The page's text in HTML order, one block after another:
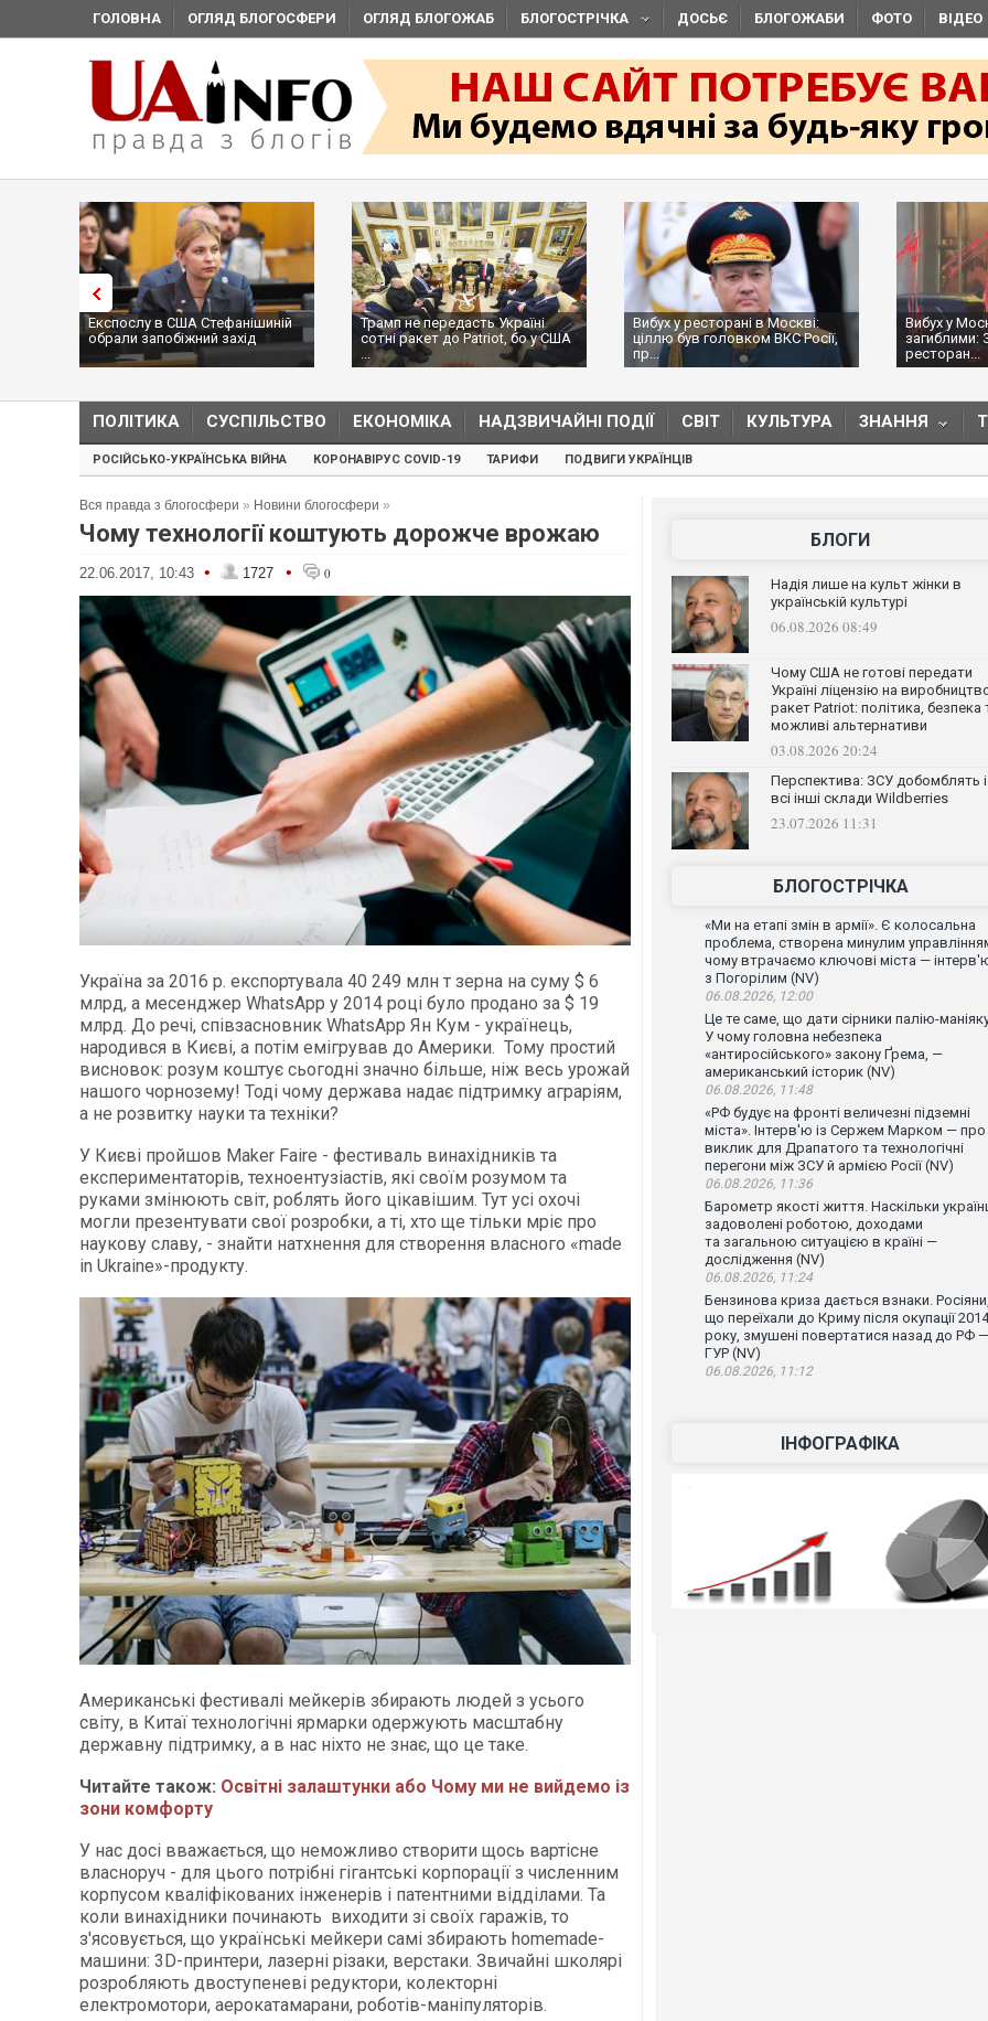
ГОЛОВНА ОГЛЯД БЛОГОСФЕРИ ОГЛЯД БЛОГОЖАБ БЛОГОСТРІЧКА ДОСЬЄ БЛОГОЖАБИ ФОТО ВІДЕО
Експослу в США Стефанішиній
обрали запобіжний захід
Трамп не передасть Україні
сотні ракет до Patriot, бо у США
...
Вибух у ресторані в Москві:
ціллю був головком ВКС Росії,
пр...
Вибух у
загиблими:
ресторан...
ПОЛІТИКА СУСПІЛЬСТВО ЕКОНОМІКА НАДЗВИЧАЙНІ ПОДІЇ СВІТ КУЛЬТУРА ЗНАННЯ
РОСІЙСЬКО-УКРАЇНСЬКА ВІЙНА КОРОНАВІРУС COVID-19 ТАРИФИ ПОДВИГИ УКРАЇНЦІВ
Вся правда з блогосфери » Новини блогосфери »
Чому технології коштують дорожче врожаю
22.06.2017, 10:43 • 1727 • 0
Україна за 2016 р. експортувала 40 249 млн т зерна на суму $ 6
млрд, а месенджер WhatsApp у 2014 році було продано за $ 19
млрд. До речі, співзасновник WhatsApp Ян Кум - українець,
народився в Києві, а потім емігрував до Америки. Тому простий
висновок: розум коштує сьогодні значно більше, ніж весь урожай
нашого чорнозему! Тоді чому держава надає підтримку аграріям,
а не розвитку науки та техніки?
У Києві пройшов Maker Faire - фестиваль винахідників та
експериментаторів, техноентузіастів, які своїм розумом та
руками змінюють світ, роблять його цікавішим. Тут усі охочі
могли презентувати свої розробки, а ті, хто ще тільки мріє про
наукову славу, - знайти натхнення для створення власного «made
in Ukraine»-продукту.
Американські фестивалі мейкерів збирають людей з усього
світу, в Китаї технологічні ярмарки одержують масштабну
державну підтримку, а в нас ніхто не знає, що це таке.
Читайте також: Освітні залаштунки або Чому ми не вийдемо із
зони комфорту
У нас досі вважається, що неможливо створити щось вартісне
власноруч - для цього потрібні гігантські корпорації з численним
корпусом кваліфікованих інженерів і патентними відділами. Та
коли винахідники починають виходити зі своїх гаражів, то
з'ясовується, що українські мейкери самі збирають homemade-
машини: 3D-принтери, лазерні різаки, верстаки. Звичайні школярі
розробляють двоступеневі редуктори, колекторні
електромотори, аерокатамарани, роботів-маніпуляторів.
БЛОГИ
Надія лише на культ жінки в
українській культурі
06.08.2026 08:49
Чому США не готові передати
Україні ліцензію на
ракет Patriot: політика, безпека
можливі альтернативи
03.08.2026 20:24
Перспектива: ЗСУ добомблять і
всі інші склади Wildberries
23.07.2026 11:31
БЛОГОСТРІЧКА
«Ми на етапі змін в армії». Є колосальна
проблема, створена минулим
чому втрачаємо ключові міста —
з Погорілим (NV)
06.08.2026, 12:00
Це те саме, що дати сірники палію-
У чому головна небезпека
«антиросійського» закону Ґрема, —
американський історик (NV)
06.08.2026, 11:48
«РФ будує на фронті величезні підземні
міста». Інтерв'ю із Сержем Марком — про
виклик для Драпатого та технологічні
перегони між ЗСУ й армією Росії (NV)
06.08.2026, 11:36
Барометр якості життя. Наскільки
задоволені роботою, доходами
та загальною ситуацією в країні —
дослідження (NV)
06.08.2026, 11:24
Бензинова криза дається взнаки. Росіяни,
що переїхали до Криму після окупації 2014
року, змушені повертатися назад до РФ —
ГУР (NV)
06.08.2026, 11:12
ІНФОГРАФІКА